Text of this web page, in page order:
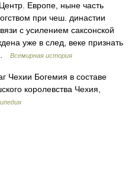
Европе, ныне часть
при чеш. династии
с усилением саксонской
уже в след, веке признать
Всемирная история
Чехии Богемия в составе
королевства Чехия,